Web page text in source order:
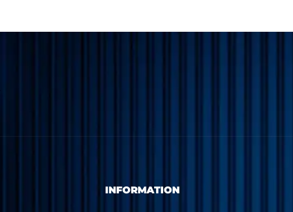
INFORMATION